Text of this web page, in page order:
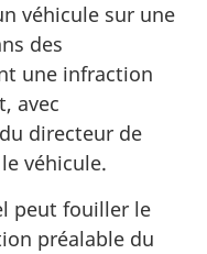
véhicule sur une
des
une infraction
avec
directeur de
véhicule.
peut fouiller le
préalable du